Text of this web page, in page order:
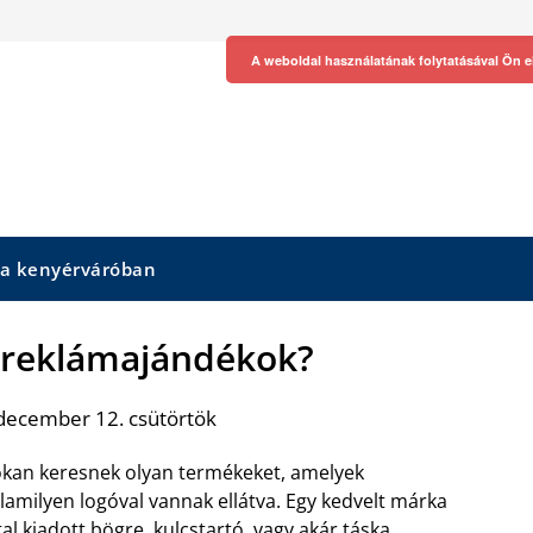
kenyérváróban
12. csütörtök
keresnek olyan termékeket, amelyek
logóval vannak ellátva. Egy kedvelt márka
A weboldal használatának folytatásával Ön